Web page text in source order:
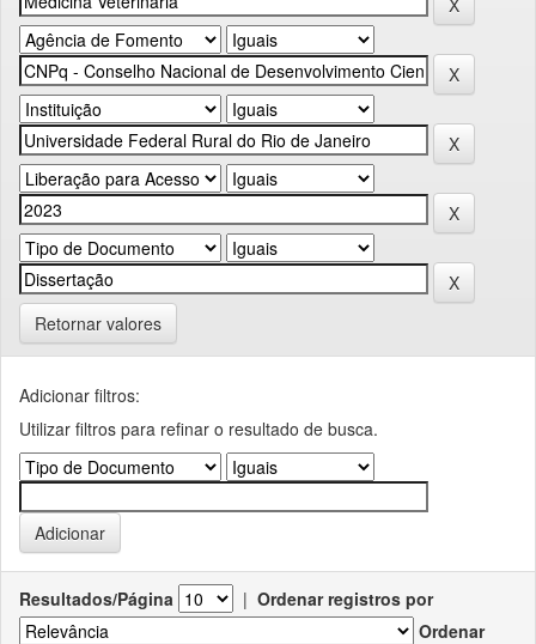
Retornar valores
Adicionar filtros:
Utilizar filtros para refinar o resultado de busca.
Resultados/Página | Ordenar registros por
Ordenar